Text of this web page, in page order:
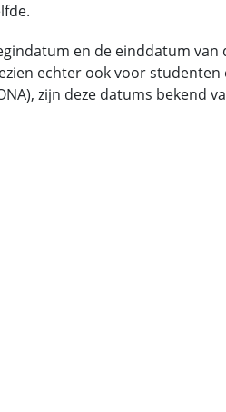
en de einddatum
echter ook voor
zijn deze datums bekend